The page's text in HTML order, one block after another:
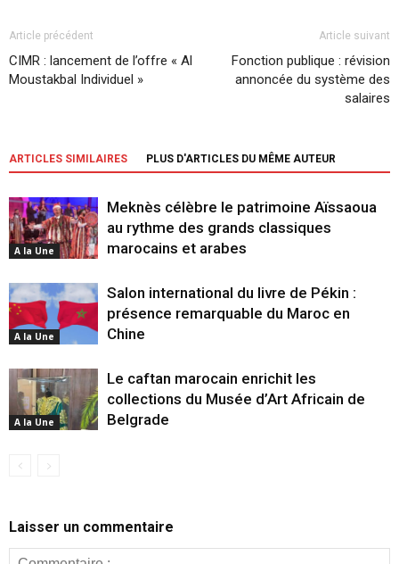
Article précédent
CIMR : lancement de l’offre « Al
Moustakbal Individuel »
Article suivant
Fonction publique : révision
annoncée du système des
salaires
ARTICLES SIMILAIRES PLUS D'ARTICLES DU MÊME AUTEUR
A la Une
Meknès célèbre le patrimoine Aïssaoua
au rythme des grands classiques
marocains et arabes
A la Une
Salon international du livre de Pékin :
présence remarquable du Maroc en
Chine
A la Une
Le caftan marocain enrichit les
collections du Musée d’Art Africain de
Belgrade
Laisser un commentaire